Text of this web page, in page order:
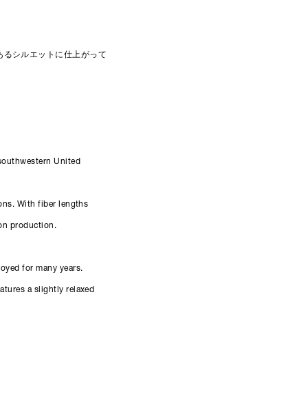
シルエットに仕上がって
United
With fiber lengths
production.
for many years.
a slightly relaxed